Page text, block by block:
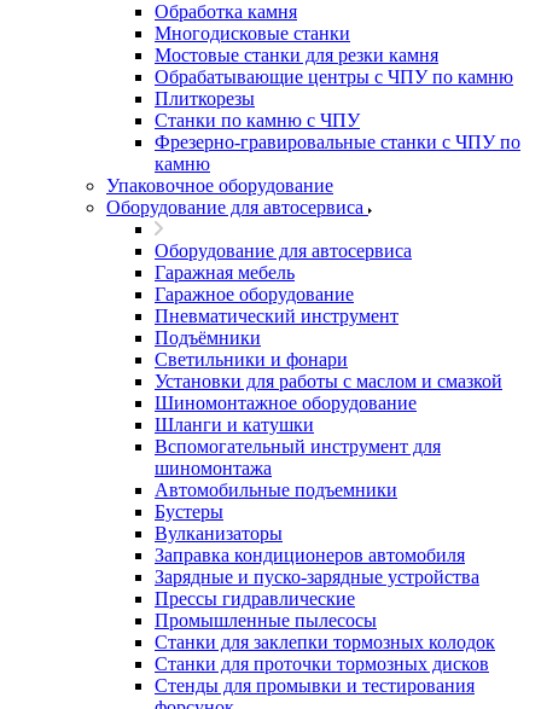
Обработка камня
Многодисковые станки
Мостовые станки для резки камня
Обрабатывающие центры с ЧПУ по камню
Плиткорезы
Станки по камню с ЧПУ
Фрезерно-гравировальные станки с ЧПУ по
камню
Упаковочное оборудование
Оборудование для автосервиса
Оборудование для автосервиса
Гаражная мебель
Гаражное оборудование
Пневматический инструмент
Подъёмники
Светильники и фонари
Установки для работы с маслом и смазкой
Шиномонтажное оборудование
Шланги и катушки
Вспомогательный инструмент для
шиномонтажа
Автомобильные подъемники
Бустеры
Вулканизаторы
Заправка кондиционеров автомобиля
Зарядные и пуско-зарядные устройства
Прессы гидравлические
Промышленные пылесосы
Станки для заклепки тормозных колодок
Станки для проточки тормозных дисков
Стенды для промывки и тестирования